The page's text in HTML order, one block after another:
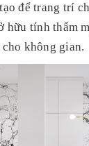
để trang trí
hữu tính thẩm
không gian.